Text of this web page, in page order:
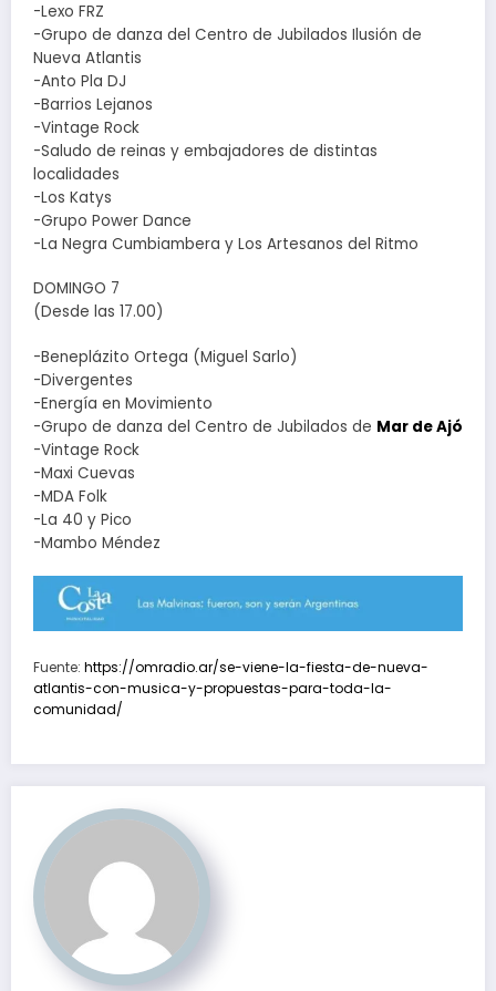
-Lexo FRZ
-Grupo de danza del Centro de Jubilados Ilusión de
Nueva Atlantis
-Anto Pla DJ
-Barrios Lejanos
-Vintage Rock
-Saludo de reinas y embajadores de distintas
localidades
-Los Katys
-Grupo Power Dance
-La Negra Cumbiambera y Los Artesanos del Ritmo
DOMINGO 7
(Desde las 17.00)
-Beneplázito Ortega (Miguel Sarlo)
-Divergentes
-Energía en Movimiento
-Grupo de danza del Centro de Jubilados de Mar de Ajó
-Vintage Rock
-Maxi Cuevas
-MDA Folk
-La 40 y Pico
-Mambo Méndez
Fuente: https://omradio.ar/se-viene-la-fiesta-de-nueva-
atlantis-con-musica-y-propuestas-para-toda-la-
comunidad/